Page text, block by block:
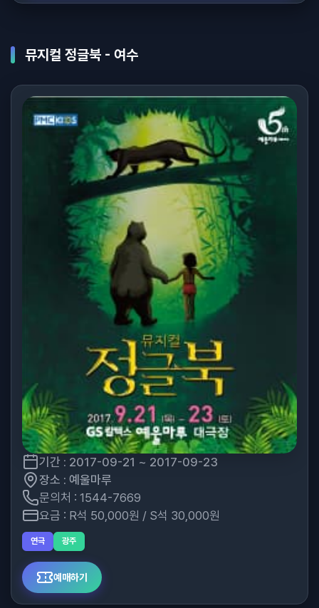
뮤지컬 정글북 - 여수
기간 : 2017-09-21 ~ 2017-09-23
장소 : 예울마루
문의처 : 1544-7669
요금 : R석 50,000원 / S석 30,000원
연극 광주
예매하기